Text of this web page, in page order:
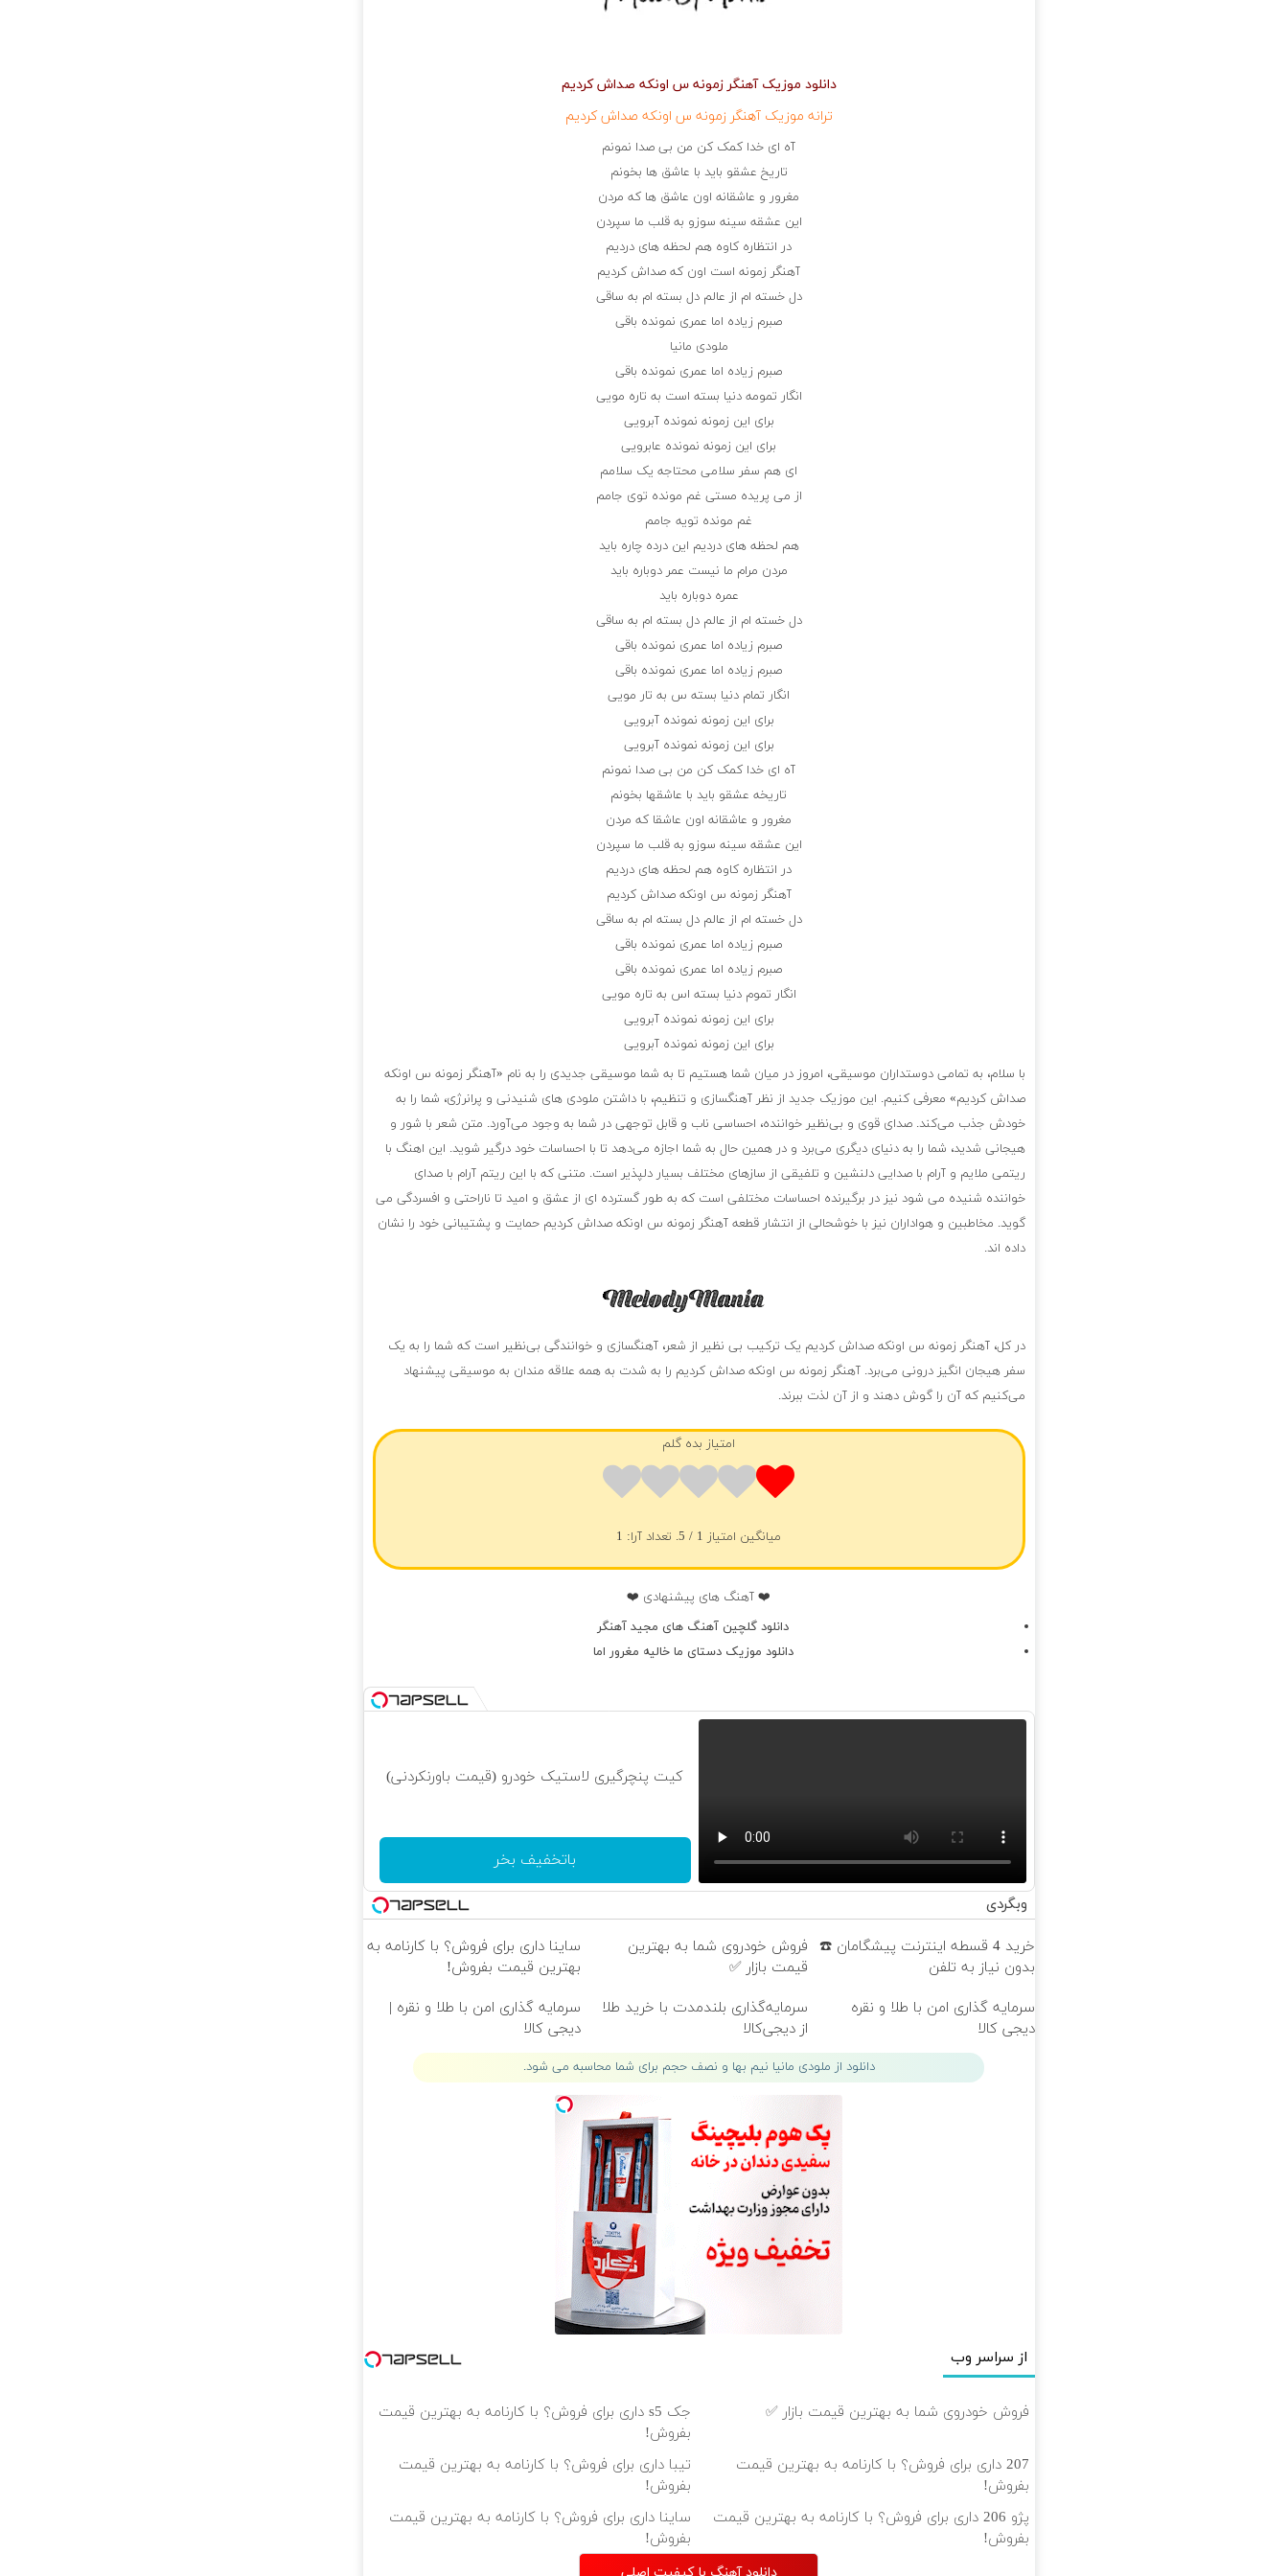
دانلود موزیک آهنگر زمونه س اونکه صداش کردیم
ترانه موزیک آهنگر زمونه س اونکه صداش کردیم
آه ای خدا کمک کن من بی صدا نمونم
تاریخ عشقو باید با عاشق ها بخونم
مغرور و عاشقانه اون عاشق ها که مردن
این عشقه سینه سوزو به قلب ما سپردن
در انتظاره کاوه هم لحظه های دردیم
آهنگر زمونه است اون که صداش کردیم
دل خسته ام از عالم دل بسته ام به ساقی
صبرم زیاده اما عمری نمونده باقی
ملودی مانیا
صبرم زیاده اما عمری نمونده باقی
انگار تمومه دنیا بسته است به تاره مویی
برای این زمونه نمونده آبرویی
برای این زمونه نمونده عابرویی
ای هم سفر سلامی محتاجه یک سلامم
از می پریده مستی غم مونده توی جامم
غم مونده تویه جامم
هم لحظه های دردیم این درده چاره باید
مردن مرام ما نیست عمر دوباره باید
عمره دوباره باید
دل خسته ام از عالم دل بسته ام به ساقی
صبرم زیاده اما عمری نمونده باقی
صبرم زیاده اما عمری نمونده باقی
انگار تمام دنیا بسته س به تار مویی
برای این زمونه نمونده آبرویی
برای این زمونه نمونده آبرویی
آه ای خدا کمک کن من بی صدا نمونم
تاریخه عشقو باید با عاشقها بخونم
مغرور و عاشقانه اون عاشقا که مردن
این عشقه سینه سوزو به قلب ما سپردن
در انتظاره کاوه هم لحظه های دردیم
آهنگر زمونه س اونکه صداش کردیم
دل خسته ام از عالم دل بسته ام به ساقی
صبرم زیاده اما عمری نمونده باقی
صبرم زیاده اما عمری نمونده باقی
انگار تموم دنیا بسته اس به تاره مویی
برای این زمونه نمونده آبرویی
برای این زمونه نمونده آبرویی
با سلام، به تمامی دوستداران موسیقی، امروز در میان شما هستیم تا به شما موسیقی جدیدی را به نام «آهنگر زمونه س اونکه
صداش کردیم» معرفی کنیم. این موزیک جدید از نظر آهنگسازی و تنظیم، با داشتن ملودی های شنیدنی و پرانرژی، شما را به
خودش جذب می‌کند. صدای قوی و بی‌نظیر خواننده، احساسی ناب و قابل توجهی در شما به وجود می‌آورد. متن شعر با شور و
هیجانی شدید، شما را به دنیای دیگری می‌برد و در همین حال به شما اجازه می‌دهد تا با احساسات خود درگیر شوید. این اهنگ با
ریتمی ملایم و آرام با صدایی دلنشین و تلفیقی از سازهای مختلف بسیار دلپذیر است. متنی که با این ریتم آرام با صدای
خواننده شنیده می شود نیز در برگیرنده احساسات مختلفی است که به طور گسترده ای از عشق و امید تا ناراحتی و افسردگی می
گوید. مخاطبین و هواداران نیز با خوشحالی از انتشار قطعه آهنگر زمونه س اونکه صداش کردیم حمایت و پشتیبانی خود را نشان
داده اند.
در کل، آهنگر زمونه س اونکه صداش کردیم یک ترکیب بی نظیر از شعر، آهنگسازی و خوانندگی بی‌نظیر است که شما را به یک
سفر هیجان انگیز درونی می‌برد. آهنگر زمونه س اونکه صداش کردیم را به شدت به همه علاقه مندان به موسیقی پیشنهاد
می‌کنیم که آن را گوش دهند و از آن لذت ببرند.
امتیاز بده گلم
میانگین امتیاز 1 / 5. تعداد آرا: 1
❤️ آهنگ های پیشنهادی ❤️
دانلود گلچین آهنگ های مجید آهنگر
دانلود موزیک دستای ما خالیه مغرور اما
کیت پنچرگیری لاستیک خودرو (قیمت باورنکردنی)
باتخفیف بخر
وبگردی
خرید 4 قسطه اینترنت پیشگامان ☎️
بدون نیاز به تلفن
فروش خودروی شما به بهترین
قیمت بازار ✅
ساینا داری برای فروش؟ با کارنامه به
بهترین قیمت بفروش!
سرمایه گذاری امن با طلا و نقره
دیجی کالا
سرمایه‌گذاری بلندمدت با خرید طلا
از دیجی‌کالا
سرمایه گذاری امن با طلا و نقره |
دیجی کالا
دانلود از ملودی مانیا نیم بها و نصف حجم برای شما محاسبه می شود.
از سراسر وب
فروش خودروی شما به بهترین قیمت بازار ✅
جک s5 داری برای فروش؟ با کارنامه به بهترین قیمت
بفروش!
207 داری برای فروش؟ با کارنامه به بهترین قیمت
بفروش!
تیبا داری برای فروش؟ با کارنامه به بهترین قیمت
بفروش!
پژو 206 داری برای فروش؟ با کارنامه به بهترین قیمت
بفروش!
ساینا داری برای فروش؟ با کارنامه به بهترین قیمت
بفروش!